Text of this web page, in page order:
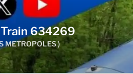
634269
METROPOLES )